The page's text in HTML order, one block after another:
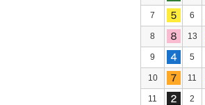
7 6
8 13
9 5
10 11
11 2